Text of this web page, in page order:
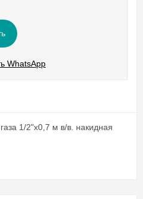
WhatsApp
1/2"х0,7 м в/в. накидная